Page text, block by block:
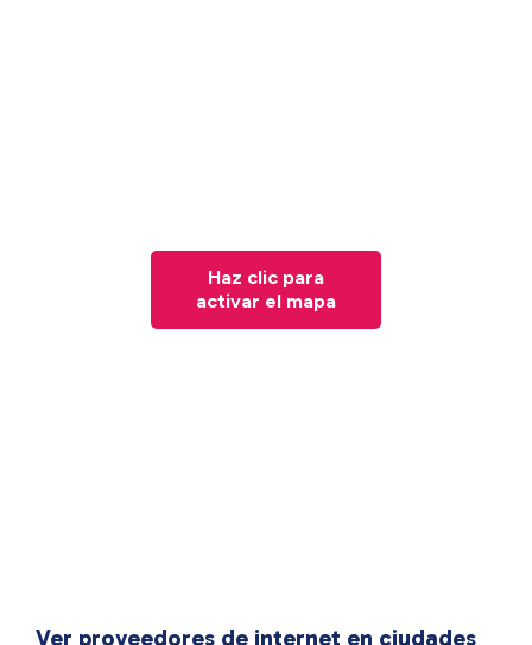
Haz clic para
activar el mapa
Ver proveedores de internet en ciudades